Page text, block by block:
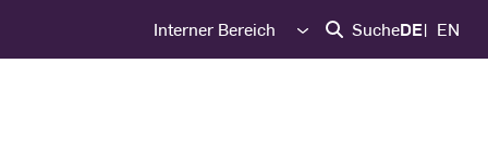
Interner Bereich SucheDE EN